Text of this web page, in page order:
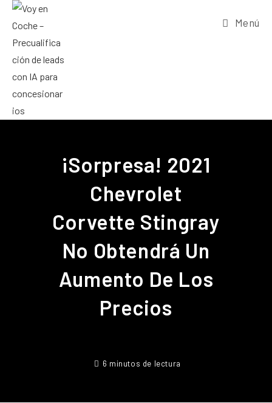
Menú
¡Sorpresa! 2021
Chevrolet
Corvette Stingray
No Obtendrá Un
Aumento De Los
Precios
6 minutos de lectura